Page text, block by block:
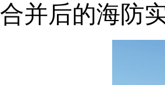
合并后的海防